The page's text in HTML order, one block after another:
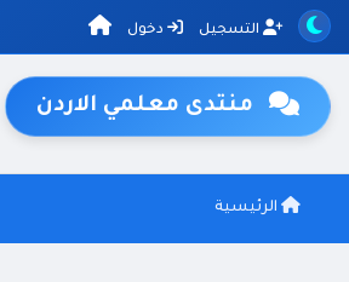
التسجيل دخول
منتدى معلمي الاردن
الرئيسية